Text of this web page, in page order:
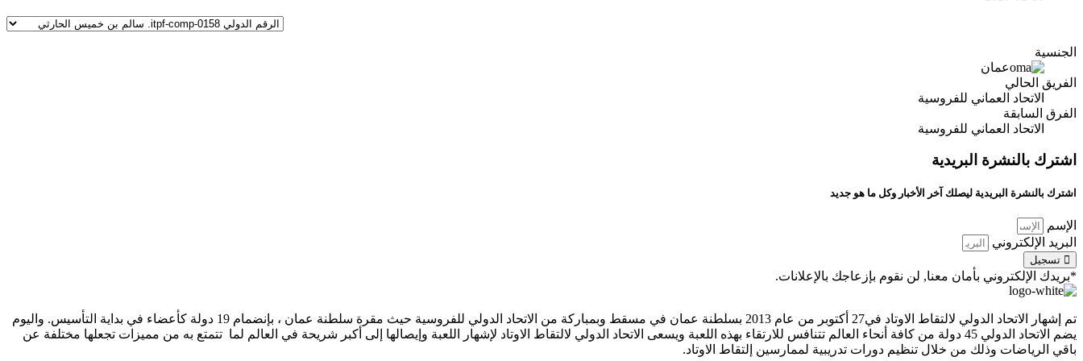
الجنسية
عمان
الفريق الحالي
الاتحاد العماني للفروسية
الفرق السابقة
الاتحاد العماني للفروسية
اشترك بالنشرة البريدية
اشترك بالنشرة البريدية ليصلك آخر الأخبار وكل ما هو جديد
الإسم
البريد الإلكتروني
تسجيل
*بريدك الإلكتروني بأمان معنا, لن نقوم بإزعاجك بالإعلانات.
تم إشهار الاتحاد الدولي لالتقاط الاوتاد في27 أكتوبر من عام 2013 بسلطنة عمان في مسقط وبمباركة من الاتحاد الدولي للفروسية حيث مقرة سلطنة عمان ، بإنضمام 19 دولة كأعضاء في بداية التأسيس. واليوم
يضم الاتحاد الدولي 45 دولة من كافة أنحاء العالم تتنافس للارتقاء بهذه اللعبة ويسعى الاتحاد الدولي لالتقاط الاوتاد لإشهار اللعبة وإيصالها إلى أكبر شريحة في العالم لما تتمتع به من مميزات تجعلها مختلفة عن
باقي الرياضات وذلك من خلال تنظيم دورات تدريبية لممارسين إلتقاط الاوتاد.